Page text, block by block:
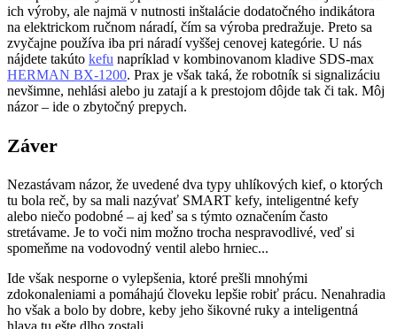
ich výroby, ale najmä v nutnosti inštalácie dodatočného indikátora
na elektrickom ručnom náradí, čím sa výroba predražuje. Preto sa
zvyčajne používa iba pri náradí vyššej cenovej kategórie. U nás
nájdete takúto kefu napríklad v kombinovanom kladive SDS-max
HERMAN BX-1200. Prax je však taká, že robotník si signalizáciu
nevšimne, nehlási alebo ju zatají a k prestojom dôjde tak či tak. Môj
názor – ide o zbytočný prepych.
Záver
Nezastávam názor, že uvedené dva typy uhlíkových kief, o ktorých
tu bola reč, by sa mali nazývať SMART kefy, inteligentné kefy
alebo niečo podobné – aj keď sa s týmto označením často
stretávame. Je to voči nim možno trocha nespravodlivé, veď si
spomeňme na vodovodný ventil alebo hrniec...
Ide však nesporne o vylepšenia, ktoré prešli mnohými
zdokonaleniami a pomáhajú človeku lepšie robiť prácu. Nenahradia
ho však a bolo by dobre, keby jeho šikovné ruky a inteligentná
hlava tu ešte dlho zostali.